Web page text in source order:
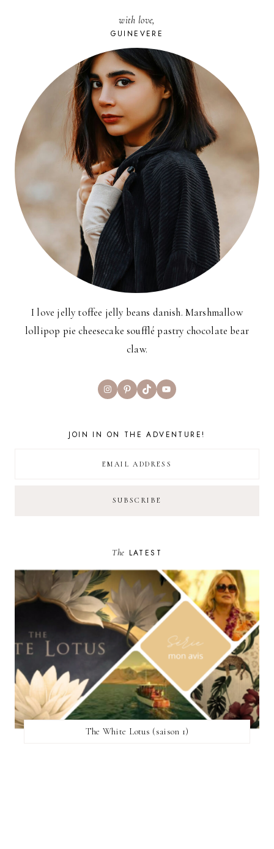
with love,
GUINEVERE
I love jelly toffee jelly beans danish. Marshmallow
lollipop pie cheesecake soufflé pastry chocolate bear
claw.
InstagramPinterest
TikTokYouTube
JOIN IN ON THE ADVENTURE!
The LATEST
The White Lotus (saison 1)